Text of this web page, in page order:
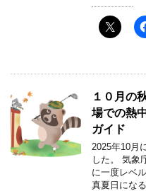
１０月の
場での熱
ガイド
2025年10月
した。 気象
に一度レベ
真夏日にな